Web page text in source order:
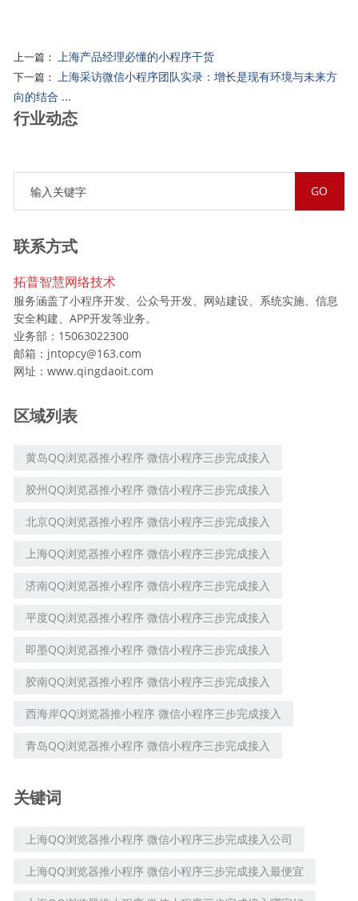
上一篇：上海产品经理必懂的小程序干货
下一篇：上海采访微信小程序团队实录：增长是现有环境与未来方
向的结合 ...
行业动态
联系方式
拓普智慧网络技术
服务涵盖了小程序开发、公众号开发、网站建设、系统实施、信息
安全构建、APP开发等业务。
业务部：15063022300
邮箱：jntopcy@163.com
网址：www.qingdaoit.com
区域列表
黄岛QQ浏览器推小程序 微信小程序三步完成接入
胶州QQ浏览器推小程序 微信小程序三步完成接入
北京QQ浏览器推小程序 微信小程序三步完成接入
上海QQ浏览器推小程序 微信小程序三步完成接入
济南QQ浏览器推小程序 微信小程序三步完成接入
平度QQ浏览器推小程序 微信小程序三步完成接入
即墨QQ浏览器推小程序 微信小程序三步完成接入
胶南QQ浏览器推小程序 微信小程序三步完成接入
西海岸QQ浏览器推小程序 微信小程序三步完成接入
青岛QQ浏览器推小程序 微信小程序三步完成接入
关键词
上海QQ浏览器推小程序 微信小程序三步完成接入公司
上海QQ浏览器推小程序 微信小程序三步完成接入最便宜